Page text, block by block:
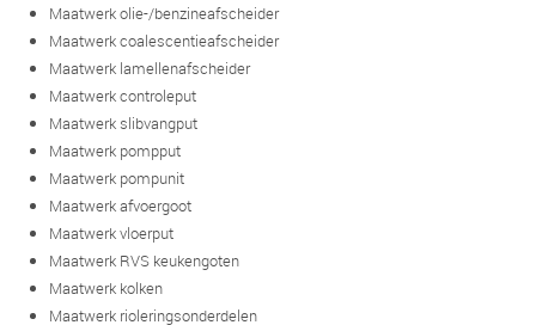
Maatwerk olie-/benzineafscheider
Maatwerk coalescentieafscheider
Maatwerk lamellenafscheider
Maatwerk controleput
Maatwerk slibvangput
Maatwerk pompput
Maatwerk pompunit
Maatwerk afvoergoot
Maatwerk vloerput
Maatwerk RVS keukengoten
Maatwerk kolken
Maatwerk rioleringsonderdelen